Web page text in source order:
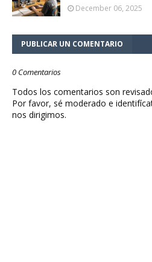
December 06, 2025
PUBLICAR UN COMENTARIO
0 Comentarios
Todos los comentarios son
Por favor, sé moderado e
nos dirigimos.